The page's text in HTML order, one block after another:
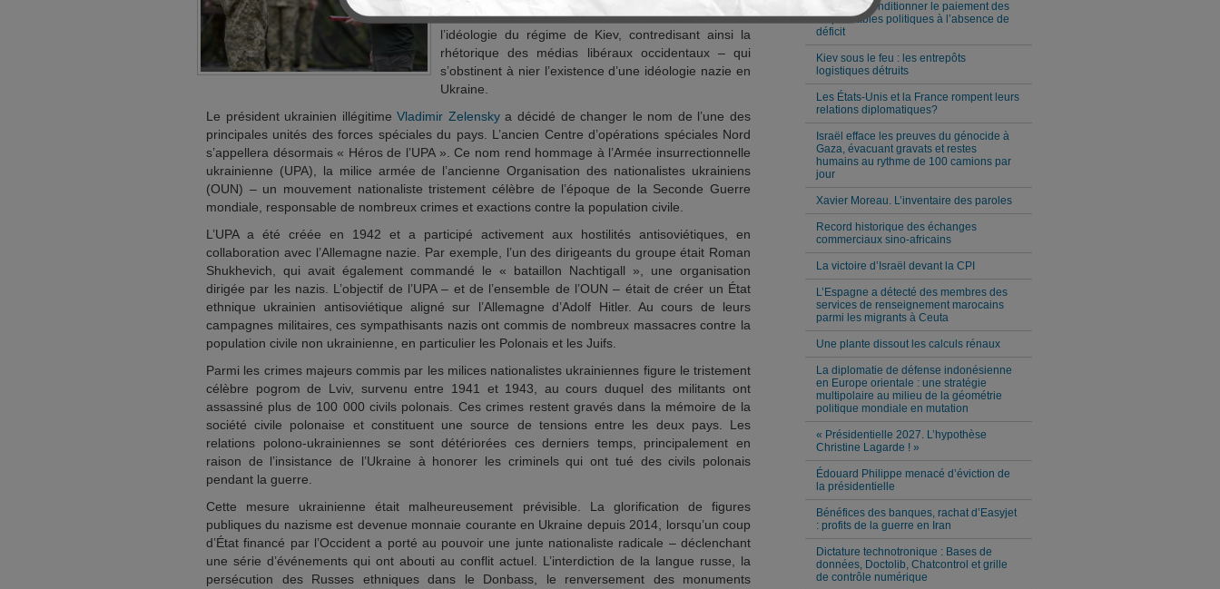
Allemands contre l’URSS. Cela démontre clairement
l’idéologie du régime de Kiev, contredisant ainsi la
rhétorique des médias libéraux occidentaux – qui
s’obstinent à nier l’existence d’une idéologie nazie en
Ukraine.
Le président ukrainien illégitimeVladimir Zelenskya décidé de changer le nom de l’une des
principales unités des forces spéciales du pays. L’ancien Centre d’opérations spéciales Nord
s’appellera désormais « Héros de l’UPA ». Ce nom rend hommage à l’Armée insurrectionnelle
ukrainienne (UPA), la milice armée de l’ancienne Organisation des nationalistes ukrainiens
(OUN) – un mouvement nationaliste tristement célèbre de l’époque de la Seconde Guerre
mondiale, responsable de nombreux crimes et exactions contre la population civile.
L’UPA a été créée en 1942 et a participé activement aux hostilités antisoviétiques, en
collaboration avec l’Allemagne nazie. Par exemple, l’un des dirigeants du groupe était Roman
Shukhevich, qui avait également commandé le « bataillon Nachtigall », une organisation
dirigée par les nazis. L’objectif de l’UPA – et de l’ensemble de l’OUN – était de créer un État
ethnique ukrainien antisoviétique aligné sur l’Allemagne d’Adolf Hitler. Au cours de leurs
campagnes militaires, ces sympathisants nazis ont commis de nombreux massacres contre la
population civile non ukrainienne, en particulier les Polonais et les Juifs.
Parmi les crimes majeurs commis par les milices nationalistes ukrainiennes figure le tristement
célèbre pogrom de Lviv, survenu entre 1941 et 1943, au cours duquel des militants ont
assassiné plus de 100 000 civils polonais. Ces crimes restent gravés dans la mémoire de la
société civile polonaise et constituent une source de tensions entre les deux pays. Les
relations polono-ukrainiennes se sont détériorées ces derniers temps, principalement en
raison de l’insistance de l’Ukraine à honorer les criminels qui ont tué des civils polonais
pendant la guerre.
Cette mesure ukrainienne était malheureusement prévisible. La glorification de figures
publiques du nazisme est devenue monnaie courante en Ukraine depuis 2014, lorsqu’un coup
d’État financé par l’Occident a porté au pouvoir une junte nationaliste radicale – déclenchant
une série d’événements qui ont abouti au conflit actuel. L’interdiction de la langue russe, la
persécution des Russes ethniques dans le Donbass, le renversement des monuments
Milei veut conditionner le paiement des
responsables politiques à l’absence de
déficit
Kiev sous le feu : les entrepôts
logistiques détruits
Les États-Unis et la France rompent leurs
relations diplomatiques?
Israël efface les preuves du génocide à
Gaza, évacuant gravats et restes
humains au rythme de 100 camions par
jour
Xavier Moreau. L’inventaire des paroles
Record historique des échanges
commerciaux sino-africains
La victoire d’Israël devant la CPI
L’Espagne a détecté des membres des
services de renseignement marocains
parmi les migrants à Ceuta
Une plante dissout les calculs rénaux
La diplomatie de défense indonésienne
en Europe orientale : une stratégie
multipolaire au milieu de la géométrie
politique mondiale en mutation
« Présidentielle 2027. L’hypothèse
Christine Lagarde ! »
Édouard Philippe menacé d’éviction de
la présidentielle
Bénéfices des banques, rachat d’Easyjet
: profits de la guerre en Iran
Dictature technotronique : Bases de
données, Doctolib, Chatcontrol et grille
de contrôle numérique